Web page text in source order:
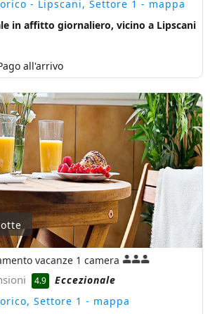
- Lipscani, Settore 1 - mappa
in affitto giornaliero, vicino a Lipscani
all'arrivo
vacanze 1 camera
4.9
Eccezionale
Settore 1 - mappa